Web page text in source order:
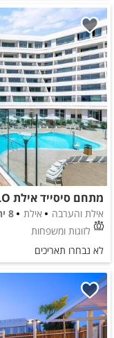
אילת והערבה אילת
8 יחידות
לזוגות ומשפחות
לא נבחרו תאריכים